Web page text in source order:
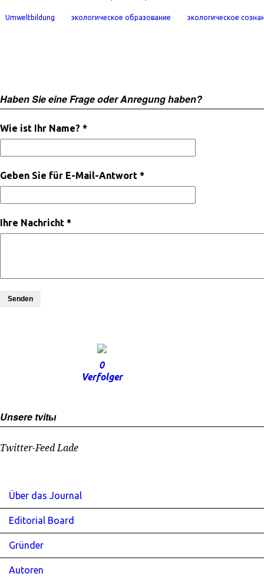
Umweltbildung экологическое образование экологическое
Haben Sie eine Frage oder Anregung haben?
Wie ist Ihr Name? *
Geben Sie für E-Mail-Antwort *
Ihre Nachricht *
Senden
0
Verfolger
Unsere tvitы
Twitter-Feed Lade
Über das Journal
Editorial Board
Gründer
Autoren